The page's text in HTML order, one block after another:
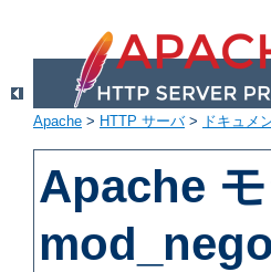
Apache > HTTP サーバ> ドキュメ
Apache